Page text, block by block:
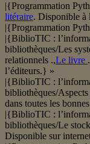
|{Programmation
litéraire. Disponible
|{Programmation
|{BiblioTIC :
bibliothèques/Les
relationnels .,Le livre
l’éditeurs.} »
|{BiblioTIC :
bibliothèques/
dans toutes les
|{BiblioTIC :
bibliothèques/Le
Disponible sur